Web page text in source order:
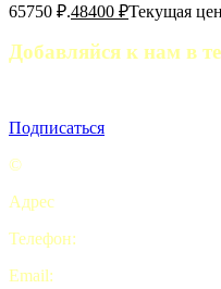
65750 ₽.48400 ₽Текущая
Добавляйся к нам в
Подписаться
©
Адрес
Телефон:
Email: